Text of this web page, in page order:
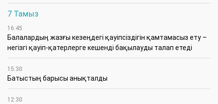
7 Тамыз
16:45
Балалардың жазғы кезеңдегі қауіпсіздігін қамтамасыз ету –
негізгі қауіп-қатерлерге кешенді бақылауды талап етеді
15:30
Батыстың барысы анықталды
12:30